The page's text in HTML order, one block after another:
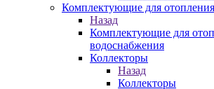
Комплектующие для
Назад
Комплектующие для
водоснабжения
Коллекторы
Назад
Коллекторы